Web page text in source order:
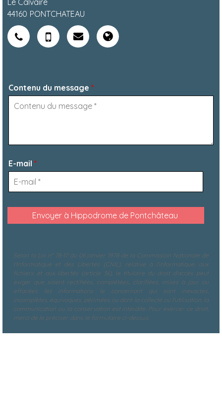
44160 PONTCHATEAU
Contenu du message *
E-mail *
Selon la Loi n° 78-17 du 06 janvier 1978 de la Commission Nationale de
l'Informatique et des Libertés (CNIL), relative à l'informatique, aux
fichiers et aux libertés (article 36), le titulaire du droit d'accès peut
exiger que soient rectifiées, complétées, clarifiées, mises à jour ou
effacées les informations le concernant qui sont inexactes,
incomplètes, équivoques, périmées ou dont la collecte ou l'utilisation, la
communication ou la conservation est interdite. Pour exercer ce droit,
merci de le préciser dans le formulaire ci-dessus.